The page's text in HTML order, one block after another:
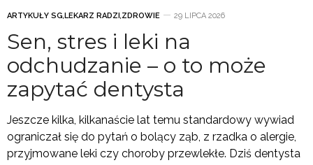
ARTYKUŁY SG,LEKARZ RADZI,ZDROWIE 29 LIPCA 2026
Sen, stres i leki na
odchudzanie – o to może
zapytać dentysta
Jeszcze kilka, kilkanaście lat temu standardowy wywiad
ograniczał się do pytań o bolący ząb, z rzadka o alergie,
przyjmowane leki czy choroby przewlekłe. Dziś dentysta